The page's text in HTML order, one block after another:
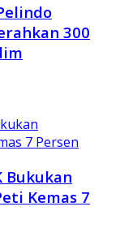
300
Bukukan
Kemas 7